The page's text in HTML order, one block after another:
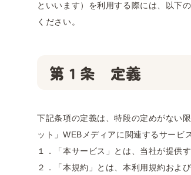
といいます）を利用する際には、以下
ください。
第１条 定義
下記条項の定義は、特段の定めがない
ット」WEBメディアに関連するサービ
１．「本サービス」とは、当社が提供
２．「本規約」とは、本利用規約およ